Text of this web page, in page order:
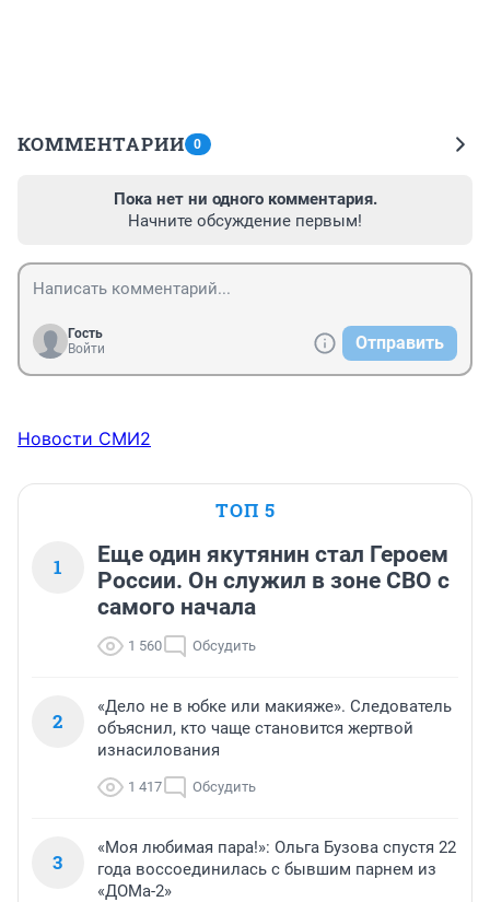
КОММЕНТАРИИ 0
Пока нет ни одного комментария.
Начните обсуждение первым!
Гость
Войти
Отправить
Новости СМИ2
ТОП 5
1
Еще один якутянин стал Героем
России. Он служил в зоне СВО с
самого начала
1 560 Обсудить
2
«Дело не в юбке или макияже». Следователь
объяснил, кто чаще становится жертвой
изнасилования
1 417 Обсудить
3
«Моя любимая пара!»: Ольга Бузова спустя 22
года воссоединилась с бывшим парнем из
«ДОМа-2»